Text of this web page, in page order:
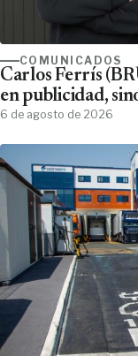
COMUNICADOS
Carlos Ferrís
en publicidad,
6 de agosto de 2026